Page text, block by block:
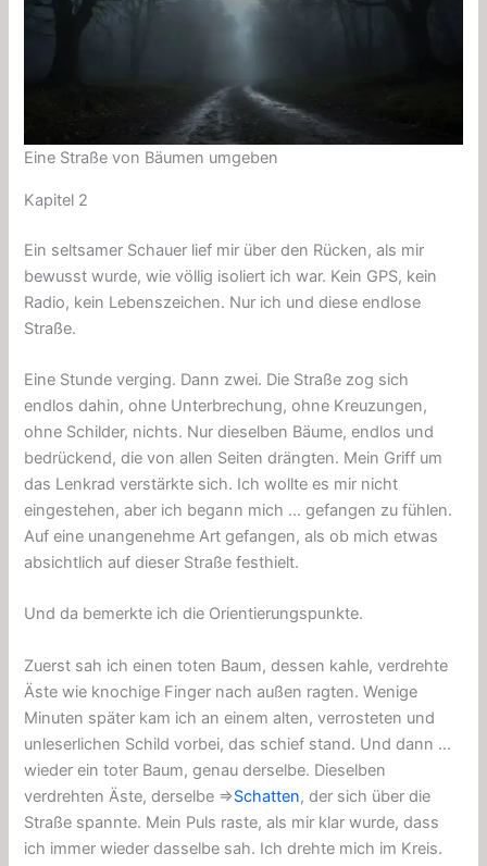
Eine Straße von Bäumen umgeben
Kapitel 2
Ein seltsamer Schauer lief mir über den Rücken, als mir
bewusst wurde, wie völlig isoliert ich war. Kein GPS, kein
Radio, kein Lebenszeichen. Nur ich und diese endlose
Straße.
Eine Stunde verging. Dann zwei. Die Straße zog sich
endlos dahin, ohne Unterbrechung, ohne Kreuzungen,
ohne Schilder, nichts. Nur dieselben Bäume, endlos und
bedrückend, die von allen Seiten drängten. Mein Griff um
das Lenkrad verstärkte sich. Ich wollte es mir nicht
eingestehen, aber ich begann mich … gefangen zu fühlen.
Auf eine unangenehme Art gefangen, als ob mich etwas
absichtlich auf dieser Straße festhielt.
Und da bemerkte ich die Orientierungspunkte.
Zuerst sah ich einen toten Baum, dessen kahle, verdrehte
Äste wie knochige Finger nach außen ragten. Wenige
Minuten später kam ich an einem alten, verrosteten und
unleserlichen Schild vorbei, das schief stand. Und dann …
wieder ein toter Baum, genau derselbe. Dieselben
verdrehten Äste, derselbe ⇒Schatten, der sich über die
Straße spannte. Mein Puls raste, als mir klar wurde, dass
ich immer wieder dasselbe sah. Ich drehte mich im Kreis.